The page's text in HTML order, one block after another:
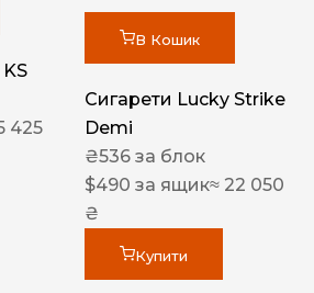
425
В Кошик
Сигарети Lucky Strike
Demi
₴536 за блок
$490 за ящик≈ 22 050
₴
Купити